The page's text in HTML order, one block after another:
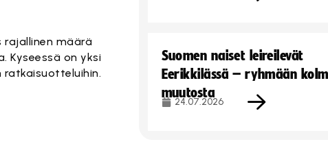
määrä
Kyseessä on yksi
ratkaisuotteluihin.
Suomen naiset leireilevät
Eerikkilässä – ryhmään
muutosta
24.07.2026